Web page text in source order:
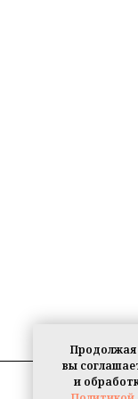
Продолжая
вы
и